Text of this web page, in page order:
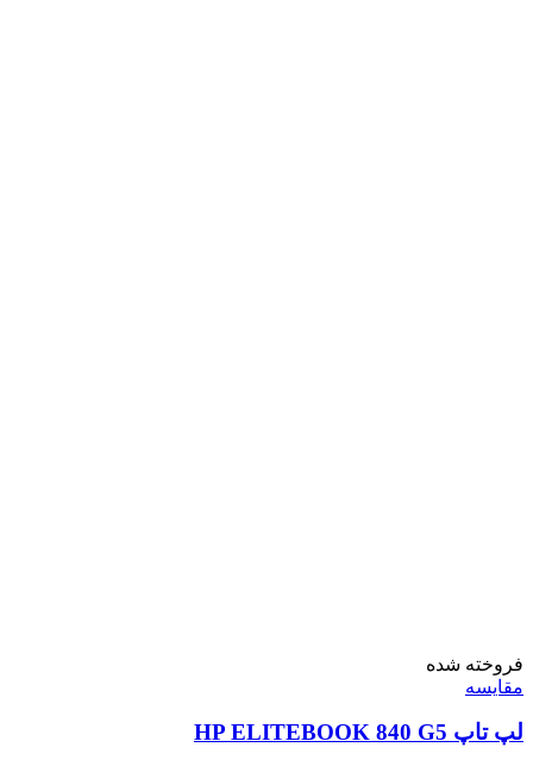
فروخته شده
مقايسه
لپ تاپ HP ELITEBOOK 840 G5